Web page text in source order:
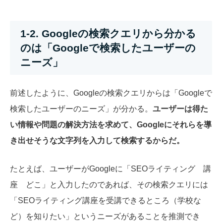
1-2. Googleの検索クエリから分かる
のは「Googleで検索したユーザーの
ニーズ」
前述したように、Googleの検索クエリからは「Googleで
検索したユーザーのニーズ」が分かる。 ユーザーは得た
い情報や問題の解決方法を求めて、Googleにそれらを導
き出せそうな文字列を入力して検索するからだ。
たとえば、ユーザーがGoogleに「SEOライティング 講
座 どこ」と入力したのであれば、その検索クエリには
「SEOライティング講座を受講できるところ（学校な
ど）を知りたい」というニーズがあることを推測でき